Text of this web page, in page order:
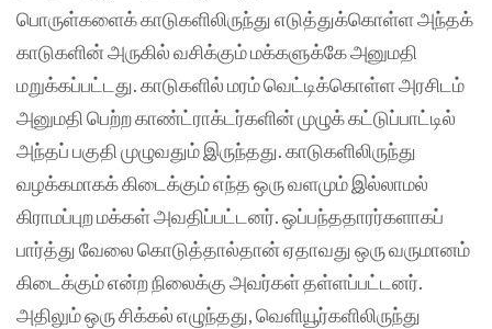
பொருள்களைக் காடுகளிலிருந்து எடுத்துக்கொள்ள அந்தக்
காடுகளின் அருகில் வசிக்கும் மக்களுக்கே அனுமதி
மறுக்கப்பட்டது. காடுகளில் மரம் வெட்டிக்கொள்ள அரசிடம்
அனுமதி பெற்ற காண்ட்ராக்டர்களின் முழுக் கட்டுப்பாட்டில்
அந்தப் பகுதி முழுவதும் இருந்தது. காடுகளிலிருந்து
வழக்கமாகக் கிடைக்கும் எந்த ஒரு வளமும் இல்லாமல்
கிராமப்புற மக்கள் அவதிப்பட்டனர். ஒப்பந்ததாரர்களாகப்
பார்த்து வேலை கொடுத்தால்தான் ஏதாவது ஒரு வருமானம்
கிடைக்கும் என்ற நிலைக்கு அவர்கள் தள்ளப்பட்டனர்.
அதிலும் ஒரு சிக்கல் எழுந்தது, வெளியூர்களிலிருந்து